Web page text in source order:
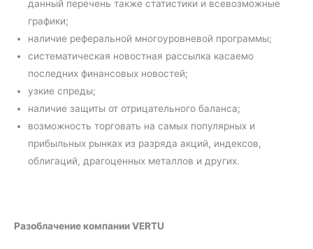
данный перечень также статистики и всевозможные
графики;
наличие реферальной многоуровневой программы;
систематическая новостная рассылка касаемо
последних финансовых новостей;
узкие спреды;
наличие защиты от отрицательного баланса;
возможность торговать на самых популярных и
прибыльных рынках из разряда акций, индексов,
облигаций, драгоценных металлов и других.
Разоблачение компании VERTU